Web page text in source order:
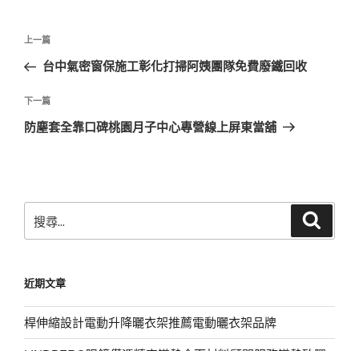
文
導
覽
上
一
文
章
上一篇
台中氣密窗保施工彰化打掃阿姨團隊免費廢鐵回收
下
一
下一篇
防塵套全靠口碑桃園月子中心專營線上屏東當舖
尋
字:
近期文章
桿伸縮設計電動升降曬衣架推薦電動曬衣架品牌